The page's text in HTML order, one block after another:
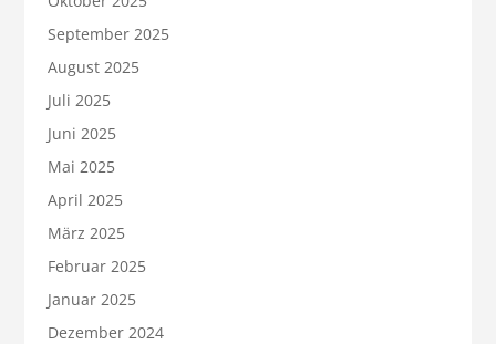
September 2025
August 2025
Juli 2025
Juni 2025
Mai 2025
April 2025
März 2025
Februar 2025
Januar 2025
Dezember 2024